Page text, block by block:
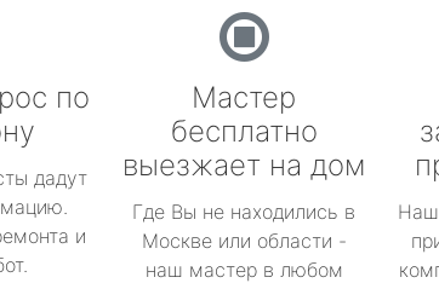
по
дадут
и
Мастер
бесплатно
выезжает на дом
Где Вы не находились в
Москве или области -
наш мастер в любом